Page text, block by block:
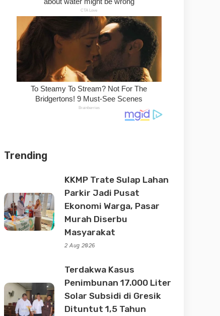
Trending
KKMP Trate Sulap Lahan
Parkir Jadi Pusat
Ekonomi Warga, Pasar
Murah Diserbu
Masyarakat
2 Aug 2026
Terdakwa Kasus
Penimbunan 17.000 Liter
Solar Subsidi di Gresik
Dituntut 1,5 Tahun